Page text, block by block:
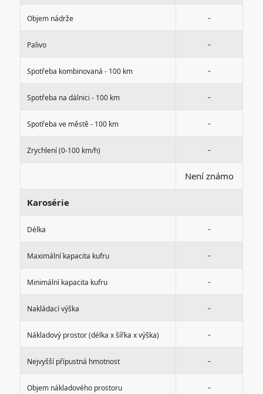
Objem nádrže -
Palivo -
Spotřeba kombinovaná - 100 km -
Spotřeba na dálnici - 100 km -
Spotřeba ve městě - 100 km -
Zrychlení (0-100 km/h) -
Není známo
Karosérie
Délka -
Maximální kapacita kufru -
Minimální kapacita kufru -
Nakládací výška -
Nákladový prostor (délka x šířka x výška) -
Nejvyšší přípustná hmotnost -
Objem nákladového prostoru -